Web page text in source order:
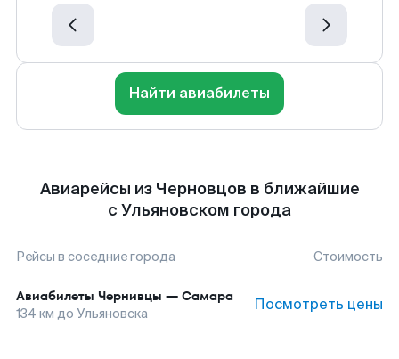
Найти авиабилеты
Авиарейсы из Черновцов в ближайшие
с Ульяновском города
Рейсы в соседние города Стоимость
Авиабилеты Чернивцы — Самара
134 км до Ульяновска Посмотреть цены